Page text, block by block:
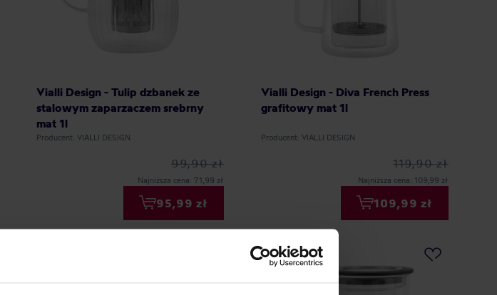
Vialli Design - Tulip dzbanek ze
stalowym zaparzaczem srebrny
mat 1l
Producent: VIALLI DESIGN
99,90 zł
Najniższa cena: 71,99 zł
95,99 zł
Vialli Design - Diva French Press
grafitowy mat 1l
Producent: VIALLI DESIGN
119,90 zł
Najniższa cena: 109,99 zł
109,99 zł